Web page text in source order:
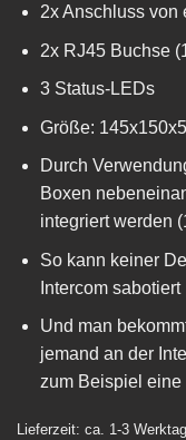
2x Anschluss von
2x RJ45 Buchse
3 Status-LEDs
Größe:
Durch
Boxen
integriert werden
So kann keiner
Intercom sabotiert
Und man
jemand an der
zum Beispiel eine
Lieferzeit: ca. 1-3